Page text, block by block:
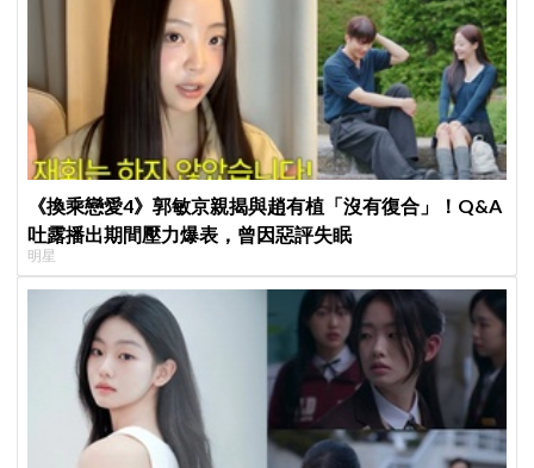
《換乘戀愛4》郭敏京親揭與趙有植「沒有復合」！Q&A
吐露播出期間壓力爆表，曾因惡評失眠
明星